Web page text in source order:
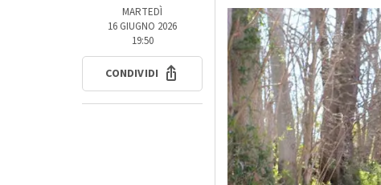
MARTEDÌ
16 GIUGNO 2026
19:50
CONDIVIDI